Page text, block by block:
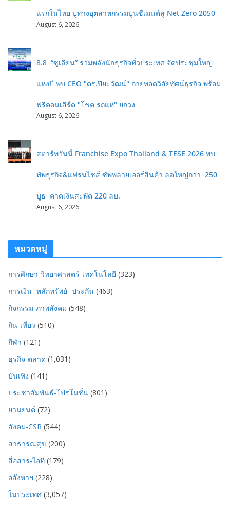
แรกในไทย ปูทางอุตสาหกรรมปูนซีเมนต์สู่ Net Zero 2050
August 6, 2026
8.8 “ซูเลียน” รวมพลังนักธุรกิจทั่วประเทศ จัดประชุมใหญ่
แห่งปี พบ CEO "ดร.ปิยะวัฒน์" ถ่ายทอดวิสัยทัศน์ธุรกิจ พร้อม
ฟรีคอนเสิร์ต "โชค รถแห่" ยกวง
August 6, 2026
สตาร์ทวันนี้ Franchise Expo Thailand & TESE 2026 พบ
ทัพธุรกิจ&แฟรนไชส์ ซัพพลายเออร์สินค้า ลดใหญ่กว่า 250
บูธ คาดเงินสะพัด 220 ลบ.
August 6, 2026
หมวดหมู่
การศึกษา-วิทยาศาสตร์-เทคโนโลยี (323)
การเงิน- หลักทรัพย์- ประกัน (463)
กิจกรรม-ภาพสังคม (548)
กิน-เที่ยว (510)
กีฬา (121)
ธุรกิจ-ตลาด (1,031)
บันเทิง (141)
ประชาสัมพันธ์-โปรโมชั่น (801)
ยานยนต์ (72)
สังคม-CSR (544)
สาธารณสุข (200)
สื่อสาร-ไอที (179)
อสังหาฯ (228)
ในประเทศ (3,057)